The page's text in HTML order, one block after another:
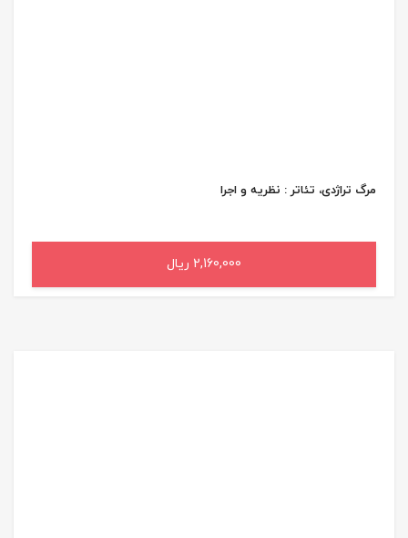
مرگ تراژدی، تئاتر : نظریه و اجرا
2,160,000 ریال
افزودن به سبد خرید